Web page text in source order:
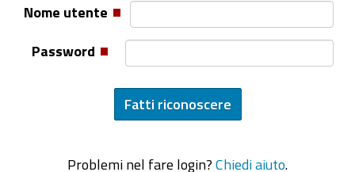
Nome utente
Password
Problemi nel fare login? Chiedi aiuto